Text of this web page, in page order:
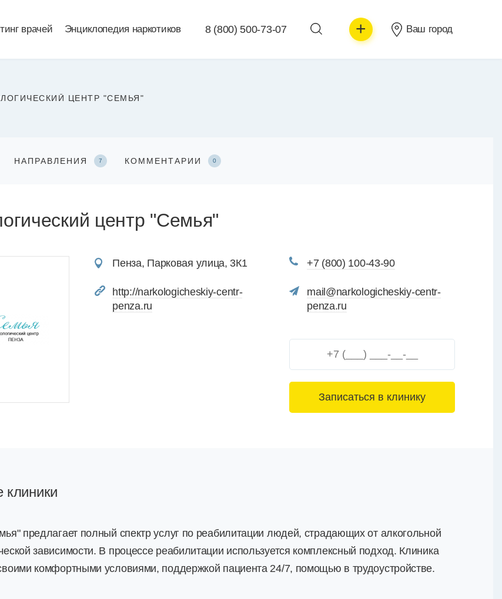
врачей Энциклопедия наркотиков 8 (800) 500-73-07 + Ваш город
ЦЕНТР "СЕМЬЯ"
НАПРАВЛЕНИЯ 7 КОММЕНТАРИИ 0
центр "Семья"
Пенза, Парковая улица, 3К1 +7 (800) 100-43-90
http://narkologicheskiy-centr-
penza.ru
mail@narkologicheskiy-centr-
penza.ru
3+6=
клиники
предлагает полный спектр услуг по реабилитации людей, страдающих от алкогольной
зависимости. В процессе реабилитации используется комплексный подход. Клиника
комфортными условиями, поддержкой пациента 24/7, помощью в трудоустройстве.